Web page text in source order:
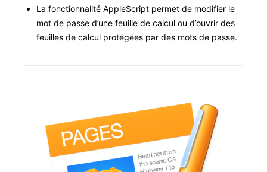
La fonc­tion­nal­ité Apple­Script per­met de mod­i­fi­er le
mot de passe d’une feuille de cal­cul ou d’ouvrir des
feuilles de cal­cul pro­tégées par des mots de passe.